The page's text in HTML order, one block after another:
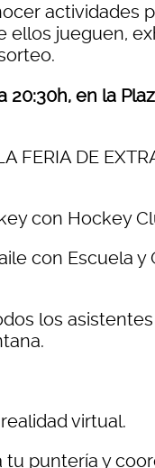
actividades
ellos jueguen,
20:30h, en la
FERIA DE
con Hockey
con Escuela y
los
virtual.
tu puntería y